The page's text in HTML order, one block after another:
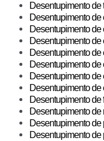
Desentupimento
Desentupimento
Desentupimento
Desentupimento de
Desentupimento de
Desentupimento
Desentupimento de
Desentupimento de
Desentupimento de
Desentupimento de
Desentupimento de
Desentupimento de